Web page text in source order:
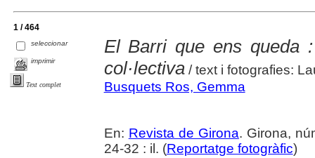
1 / 464
seleccionar
imprimir
Text complet
El Barri que ens queda
col·lectiva/ text i fotografies:
Busquets Ros, Gemma
En: Revista de Girona. Girona,
24-32 : il. (Reportatge fotogràfic)